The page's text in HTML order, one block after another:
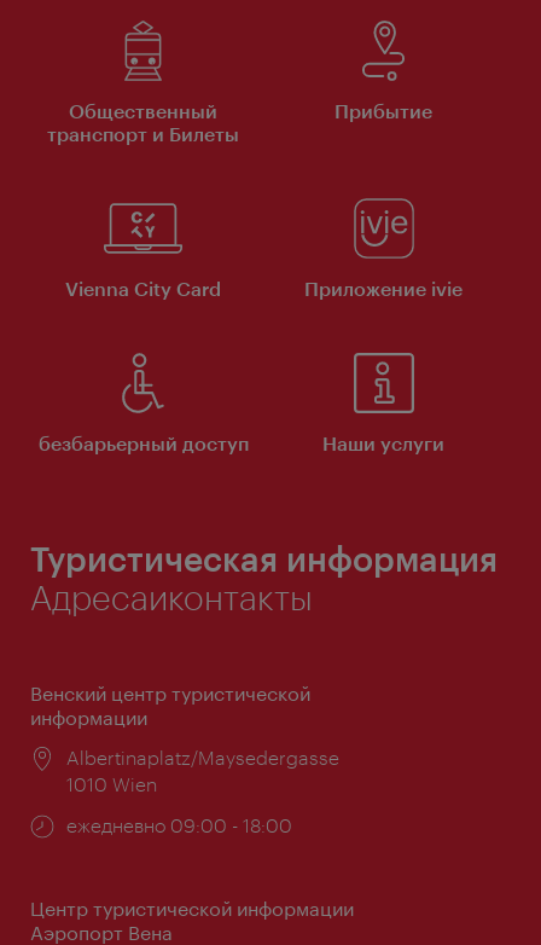
Общественный
транспорт и Билеты
Прибытие
Vienna City Card Приложение ivie
безбарьерный доступ Наши услуги
Туристическая информация
Адресаиконтакты
Венский центр туристической
информации
Расположение:
Albertinaplatz/Maysedergasse
1010 Wien
Часы
ежедневно 09:00 - 18:00
Центр туристической информации
Аэропорт Вена